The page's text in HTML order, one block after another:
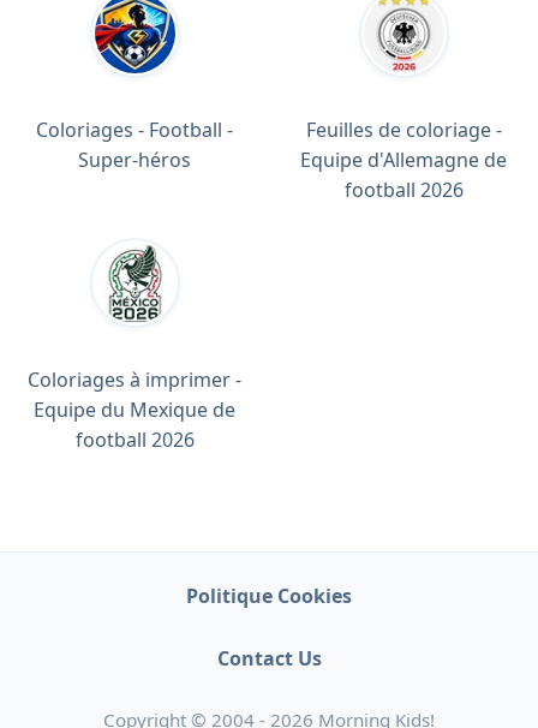
Coloriages - Football -
Super-héros
Feuilles de coloriage -
Equipe d'Allemagne de
football 2026
Coloriages à imprimer -
Equipe du Mexique de
football 2026
Politique Cookies
Contact Us
Copyright © 2004 - 2026 Morning Kids!